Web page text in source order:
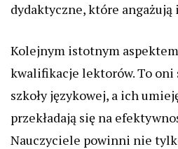
dydaktyczne, które angażują
Kolejnym istotnym
kwalifikacje lektorów. To oni
szkoły językowej, a ich
przekładają się na
Nauczyciele powinni nie